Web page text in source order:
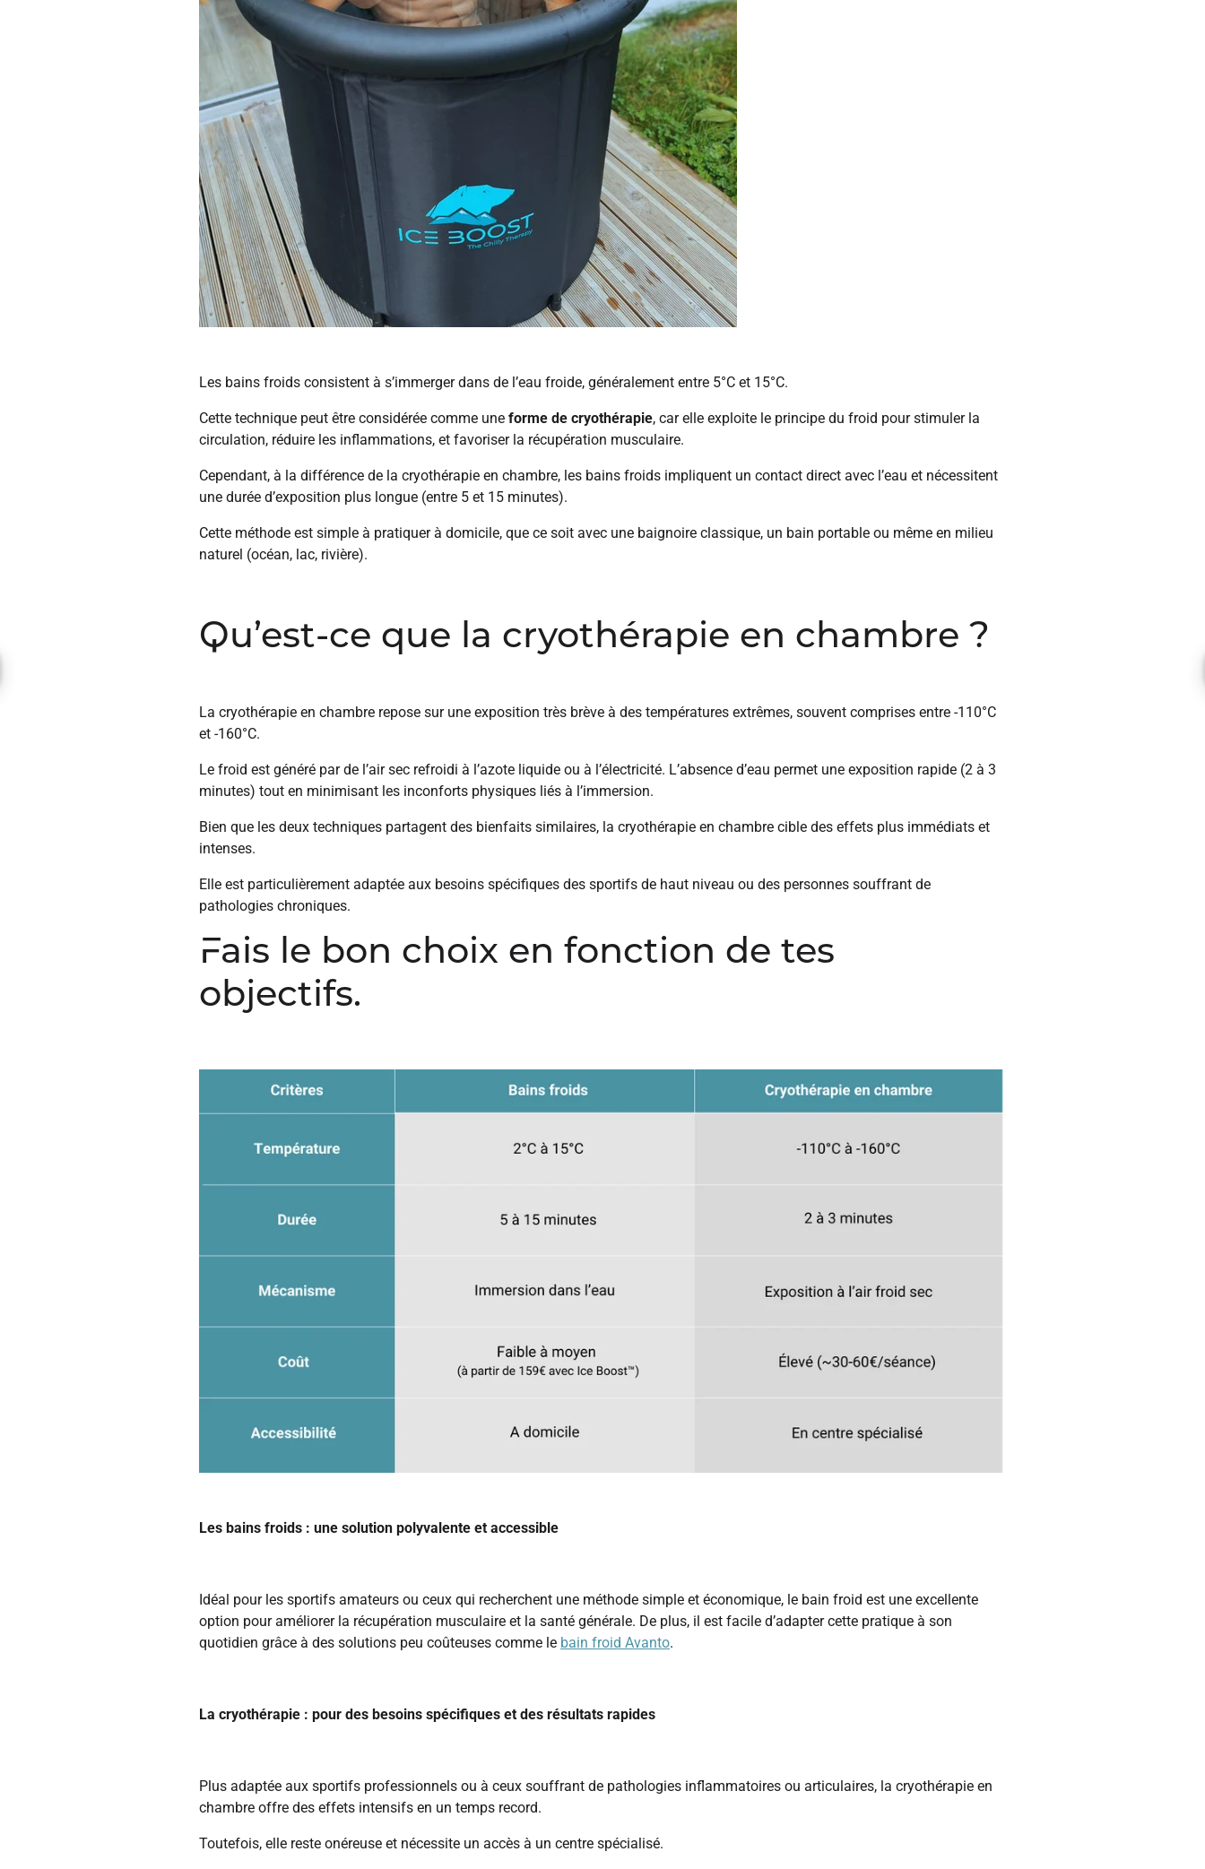
Les bains froids consistent à s’immerger dans de l’eau froide, généralement entre 5°C et 15°C.
Cette technique peut être considérée comme une forme de cryothérapie, car elle exploite le principe du froid pour stimuler la
circulation, réduire les inflammations, et favoriser la récupération musculaire.
Cependant, à la différence de la cryothérapie en chambre, les bains froids impliquent un contact direct avec l’eau et nécessitent
une durée d’exposition plus longue (entre 5 et 15 minutes).
Cette méthode est simple à pratiquer à domicile, que ce soit avec une baignoire classique, un bain portable ou même en milieu
naturel (océan, lac, rivière).
Qu’est-ce que la cryothérapie en chambre ?
La cryothérapie en chambre repose sur une exposition très brève à des températures extrêmes, souvent comprises entre -110°C
et -160°C.
Le froid est généré par de l’air sec refroidi à l’azote liquide ou à l’électricité. L’absence d’eau permet une exposition rapide (2 à 3
minutes) tout en minimisant les inconforts physiques liés à l’immersion.
Bien que les deux techniques partagent des bienfaits similaires, la cryothérapie en chambre cible des effets plus immédiats et
intenses.
Elle est particulièrement adaptée aux besoins spécifiques des sportifs de haut niveau ou des personnes souffrant de
pathologies chroniques.
Fais le bon choix en fonction de tes
objectifs.
Les bains froids : une solution polyvalente et accessible
Idéal pour les sportifs amateurs ou ceux qui recherchent une méthode simple et économique, le bain froid est une excellente
option pour améliorer la récupération musculaire et la santé générale. De plus, il est facile d’adapter cette pratique à son
quotidien grâce à des solutions peu coûteuses comme le bain froid Avanto.
La cryothérapie : pour des besoins spécifiques et des résultats rapides
Plus adaptée aux sportifs professionnels ou à ceux souffrant de pathologies inflammatoires ou articulaires, la cryothérapie en
chambre offre des effets intensifs en un temps record.
Toutefois, elle reste onéreuse et nécessite un accès à un centre spécialisé.